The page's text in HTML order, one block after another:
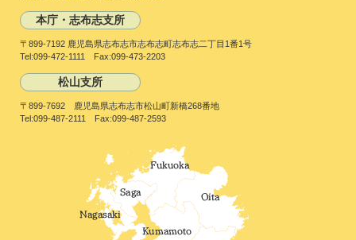
本庁・志布志支所
〒899-7192 鹿児島県志布志市志布志町志布志二丁目1番1号
Tel:099-472-1111 Fax:099-473-2203
松山支所
〒899-7692 鹿児島県志布志市松山町新橋268番地
Tel:099-487-2111 Fax:099-487-2593